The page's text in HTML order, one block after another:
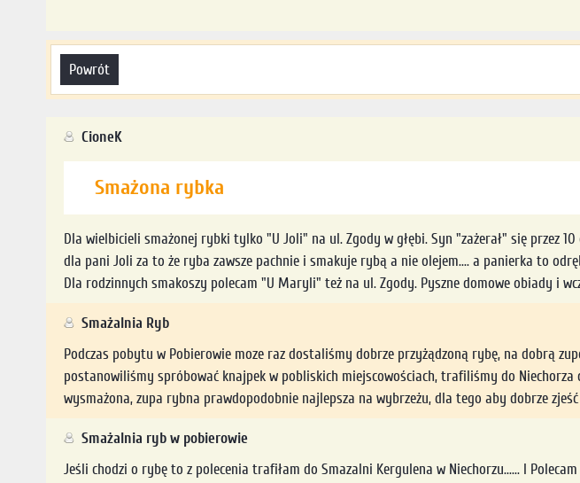
powrót
CioneK
Smażona rybka
Dla wielbicieli smażonej rybki tylko "U Joli" na ul. Zgody w głębi. Syn "zażerał" się przez
dla pani Joli za to że ryba zawsze pachnie i smakuje rybą a nie olejem.... a panierka to
Dla rodzinnych smakoszy polecam "U Maryli" też na ul. Zgody. Pyszne domowe obiady i
Smażalnia Ryb
Podczas pobytu w Pobierowie moze raz dostaliśmy dobrze przyżądzoną rybę, na dobrą
postanowiliśmy spróbować knajpek w pobliskich miejscowościach, trafiliśmy do
wysmażona, zupa rybna prawdopodobnie najlepsza na wybrzeżu, dla tego aby dobrze
Smażalnia ryb w pobierowie
Jeśli chodzi o rybę to z polecenia trafiłam do Smazalni Kergulena w Niechorzu...... I